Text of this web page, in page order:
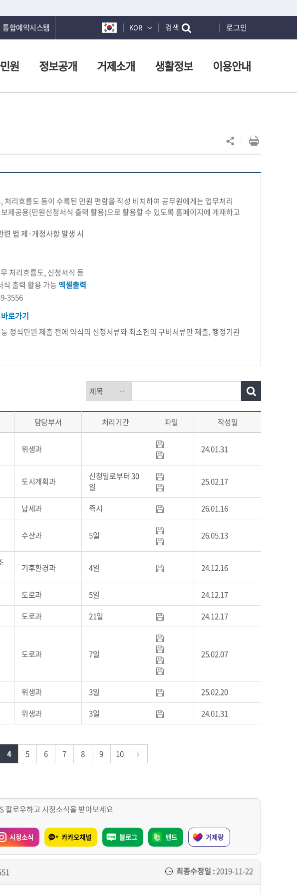
통합예약시스템 KOR 검색 로그인
원 정보공개 거제소개 생활정보 이용안내
리흐름도 등이 수록된 민원 편람을 작성 비치하여 공무원에게는 업무처리
제공용(민원신청서식 출력 활용)으로 활용할 수 있도록 홈페이지에 게재하고
법 제·개정사항 발생 시
처리흐름도, 신청서식 등
출력 활용 가능 엑셀출력
3556
로가기
정식민원 제출 전에 약식의 신청서류와 최소한의 구비서류만 제출, 행정기관
담당부서 처리기간 파일 작성일
위생과 24.01.31
도시계획과
신청일로부터 30
일
25.02.17
납세과 즉시 26.01.16
수산과 5일 26.05.13
기후환경과 4일 24.12.16
도로과 5일
24.12.17
도로과 21일 24.12.17
도로과 7일 25.02.07
위생과 3일
25.02.20
위생과 3일 24.01.31
4 5 6 7 8 9 10
팔로우하고 시정소식을 받아보세요
시정소식 카카오채널 블로그 밴드 거제랑
최종수정일 :2019-11-22